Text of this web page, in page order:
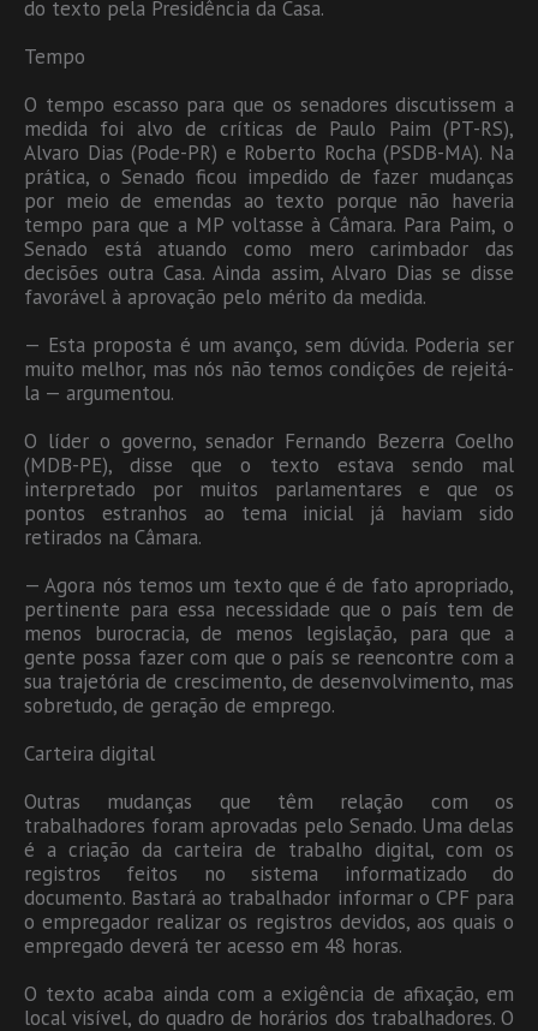
do texto pela Presidência da Casa.
Tempo
O tempo escasso para que os senadores discutissem a
medida foi alvo de críticas de Paulo Paim (PT-RS),
Alvaro Dias (Pode-PR) e Roberto Rocha (PSDB-MA). Na
prática, o Senado ficou impedido de fazer mudanças
por meio de emendas ao texto porque não haveria
tempo para que a MP voltasse à Câmara. Para Paim, o
Senado está atuando como mero carimbador das
decisões outra Casa. Ainda assim, Alvaro Dias se disse
favorável à aprovação pelo mérito da medida.
— Esta proposta é um avanço, sem dúvida. Poderia ser
muito melhor, mas nós não temos condições de rejeitá-
la — argumentou.
O líder o governo, senador Fernando Bezerra Coelho
(MDB-PE), disse que o texto estava sendo mal
interpretado por muitos parlamentares e que os
pontos estranhos ao tema inicial já haviam sido
retirados na Câmara.
— Agora nós temos um texto que é de fato apropriado,
pertinente para essa necessidade que o país tem de
menos burocracia, de menos legislação, para que a
gente possa fazer com que o país se reencontre com a
sua trajetória de crescimento, de desenvolvimento, mas
sobretudo, de geração de emprego.
Carteira digital
Outras mudanças que têm relação com os
trabalhadores foram aprovadas pelo Senado. Uma delas
é a criação da carteira de trabalho digital, com os
registros feitos no sistema informatizado do
documento. Bastará ao trabalhador informar o CPF para
o empregador realizar os registros devidos, aos quais o
empregado deverá ter acesso em 48 horas.
O texto acaba ainda com a exigência de afixação, em
local visível, do quadro de horários dos trabalhadores. O